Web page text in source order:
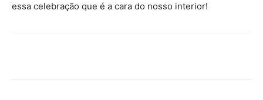
essa celebração que é a cara do nosso interior!